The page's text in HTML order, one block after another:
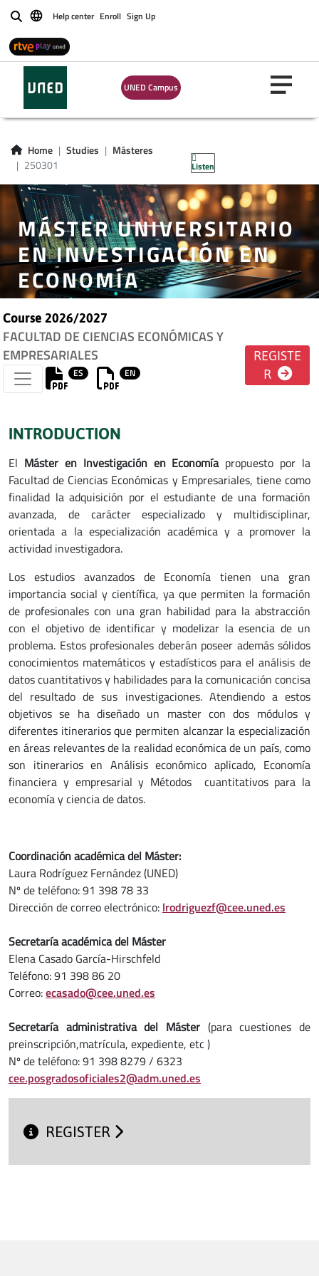
BuscarHelp center Enroll Sign Up
UNED Campus
Home Studies
Másteres
250301
Listen
MÁSTER UNIVERSITARIO
EN INVESTIGACIÓN EN
ECONOMÍA
Course 2026/2027
FACULTAD DE CIENCIAS ECONÓMICAS Y
EMPRESARIALES
ES EN
REGISTE
R
INTRODUCTION
El Máster en Investigación en Economíapropuesto por la
Facultad de Ciencias Económicas y Empresariales, tiene como
finalidad la adquisición por el estudiante de una formación
avanzada, de carácter especializado y multidisciplinar,
orientada a la especialización académica y a promover la
actividad investigadora.
Los estudios avanzados de Economía tienen una gran
importancia social y científica, ya que permiten la formación
de profesionales con una gran habilidad para la abstracción
con el objetivo de identificar y modelizar la esencia de un
problema. Estos profesionales deberán poseer además sólidos
conocimientos matemáticos y estadísticos para el análisis de
datos cuantitativos y habilidades para la comunicación concisa
del resultado de sus investigaciones. Atendiendo a estos
objetivos se ha diseñado un master con dos módulos y
diferentes itinerarios que permiten alcanzar la especialización
en áreas relevantes de la realidad económica de un país, como
son itinerarios en Análisis económico aplicado, Economía
financiera y empresarial y Métodos cuantitativos para la
economía y ciencia de datos.
Coordinación académica del Máster:
Laura Rodríguez Fernández (UNED)
Nº de teléfono: 91 398 78 33
Dirección de correo electrónico: lrodriguezf@cee.uned.es
Secretaría académica del Máster
Elena Casado García-Hirschfeld
Teléfono: 91 398 86 20
Correo:ecasado@cee.uned.es
Secretaría administrativa del Máster (para cuestiones de
preinscripción,matrícula, expediente, etc )
Nº de teléfono: 91 398 8279 / 6323
cee.posgradosoficiales2@adm.uned.es
REGISTER